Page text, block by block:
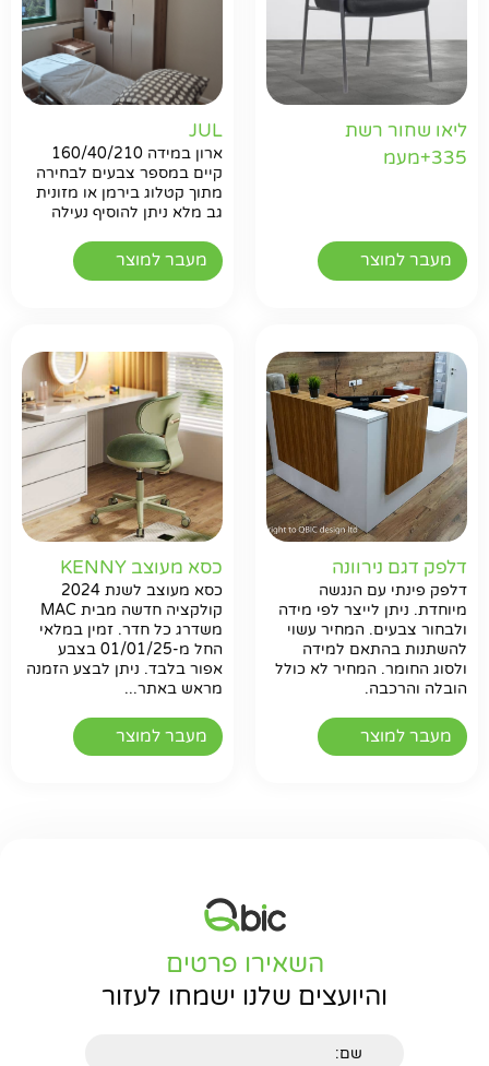
ליאו שחור רשת
335+מעמ
מעבר למוצר
JUL
ארון במידה 160/40/210
קיים במספר צבעים לבחירה
מתוך קטלוג בירמן או מזונית
גב מלא ניתן להוסיף נעילה
מעבר למוצר
דלפק דגם נירוונה
דלפק פינתי עם הנגשה
מיוחדת. ניתן לייצר לפי מידה
ולבחור צבעים. המחיר עשוי
להשתנות בהתאם למידה
ולסוג החומר. המחיר לא כולל
הובלה והרכבה.
מעבר למוצר
כסא מעוצב KENNY
כסא מעוצב לשנת 2024
קולקציה חדשה מבית MAC
משדרג כל חדר. זמין במלאי
החל מ-01/01/25 בצבע
אפור בלבד. ניתן לבצע הזמנה
מראש באתר...
מעבר למוצר
השאירו פרטים
והיועצים שלנו ישמחו לעזור